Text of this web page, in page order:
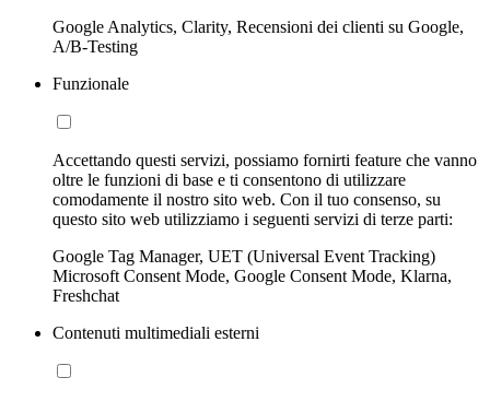
Google Analytics, Clarity, Recensioni dei clienti su Google,
A/B-Testing
Funzionale
Accettando questi servizi, possiamo fornirti feature che vanno
oltre le funzioni di base e ti consentono di utilizzare
comodamente il nostro sito web. Con il tuo consenso, su
questo sito web utilizziamo i seguenti servizi di terze parti:
Google Tag Manager, UET (Universal Event Tracking)
Microsoft Consent Mode, Google Consent Mode, Klarna,
Freshchat
Contenuti multimediali esterni